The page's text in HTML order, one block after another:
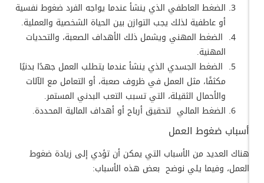
الضغط العاطفي الذي ينشأ عندما يواجه الفرد ضغوط نفسية
أو عاطفية لذلك يجب التوازن بين الحياة الشخصية والعملية.
الضغط المهني ويشمل ذلك الأهداف الصعبة، والتحديات
المهنية.
الضغط الجسدي الذي ينشأ عندما يتطلب العمل جهدًا بدنيًا
مكثفًا، مثل العمل في ظروف صعبة، أو التعامل مع الآلات
والأحمال الثقيلة، التي تسبب التعب البدني المستمر.
الضغط المالي لتحقيق أرباح أو أهداف المالية المحددة.
أسباب ضغوط العمل
هناك العديد من الأسباب التي يمكن أن تؤدي إلى زيادة ضغوط
العمل، وفيما يلي نوضح بعض هذه الأسباب: